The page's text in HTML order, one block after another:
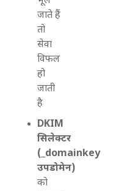
जाते हैं
तो
सेवा
विफल
हो
जाती
है
DKIM
सिलेक्टर
(_domainkey
उपडोमेन)
को